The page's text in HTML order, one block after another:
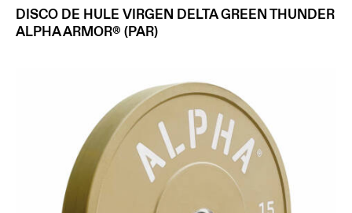
DISCO DE HULE VIRGEN DELTA GREEN THUNDER
ALPHA ARMOR® (PAR)